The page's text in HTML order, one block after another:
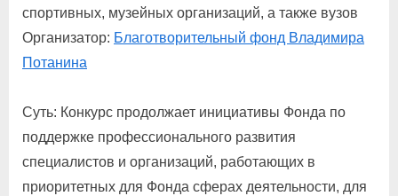
спортивных, музейных организаций, а также вузов
Организатор: Благотворительный фонд Владимира
Потанина
Суть: Конкурс продолжает инициативы Фонда по
поддержке профессионального развития
специалистов и организаций, работающих в
приоритетных для Фонда сферах деятельности, для